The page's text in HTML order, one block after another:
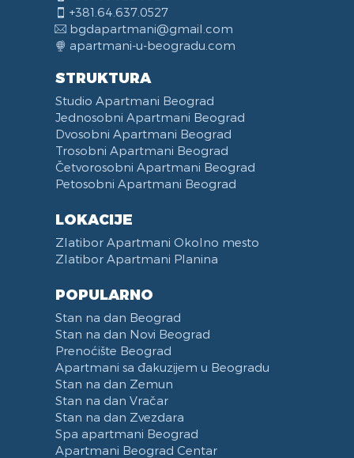
Lift
Proslave
Kamin
Balkon
Terasa
Posteljina
Peškiri
Zabranjeno pušenje
Kategorizovan
Vaučeri
Orman
Radni Sto
Pegla za veš
Daska za Peglanje
LCD TV
Mini Linija
Telefon
Ketler
Aparat za Kafu
Kombinovani Frižider
Mašina za Pranje Sudova
Čajna Kuhinja
Kuhinja u sklopu Dnevnog Boravka
Trpezarija
Trpezarijski Sto i Stolice
Aspirator
Posudje i Escajg
Alarm
Video nadzor
+381.64.637.0527
bgdapartmani@gmail.com
apartmani-u-beogradu.com
STRUKTURA
Studio Apartmani Beograd
Jednosobni Apartmani Beograd
Dvosobni Apartmani Beograd
Trosobni Apartmani Beograd
Četvorosobni Apartmani Beograd
Petosobni Apartmani Beograd
LOKACIJE
Zlatibor Apartmani Okolno mesto
Zlatibor Apartmani Planina
POPULARNO
Stan na dan Beograd
Stan na dan Novi Beograd
Prenoćište Beograd
Apartmani sa đakuzijem u Beogradu
Stan na dan Zemun
Stan na dan Vračar
Stan na dan Zvezdara
Spa apartmani Beograd
Apartmani Beograd Centar